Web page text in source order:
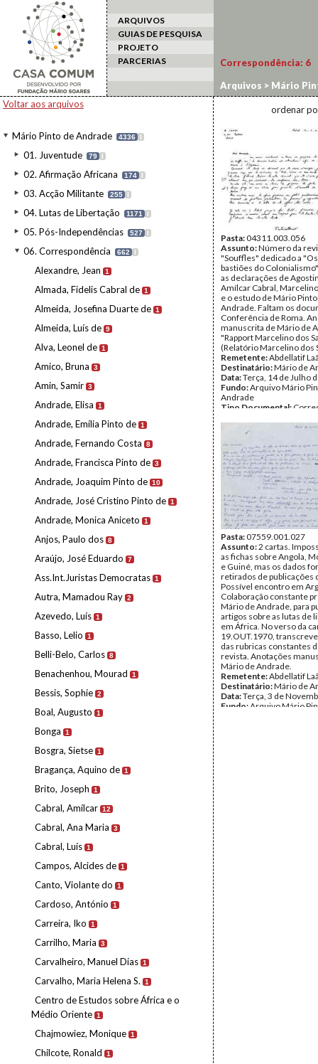
ARQUIVOS
GUIAS DE PESQUISA
PROJETO
PARCERIAS
Voltar aos arquivos
Mário Pinto de Andrade 4336 I
01. Juventude 79 I
02. Afirmação Africana 174 I
03. Acção Militante 255 I
04. Lutas de Libertação 1171 I
05. Pós-Independências 527 I
06. Correspondência 662 I
Alexandre, Jean 1
Almada, Fidelis Cabral de 1
Almeida, Josefina Duarte de 1
Almeida, Luís de 9
Alva, Leonel de 1
Amico, Bruna 3
Amin, Samir 3
Andrade, Elisa 1
Andrade, Emília Pinto de 1
Andrade, Fernando Costa 8
Andrade, Francisca Pinto de 3
Andrade, Joaquim Pinto de 10
Andrade, José Cristino Pinto de 1
Andrade, Monica Aniceto 1
Anjos, Paulo dos 8
Araújo, José Eduardo 7
Ass.Int.Juristas Democratas 1
Autra, Mamadou Ray 2
Azevedo, Luís 1
Basso, Lelio 1
Belli-Belo, Carlos 8
Benachenhou, Mourad 1
Bessis, Sophie 2
Boal, Augusto 1
Bonga 1
Bosgra, Sietse 1
Bragança, Aquino de 1
Brito, Joseph 1
Cabral, Amílcar 12
Cabral, Ana Maria 3
Cabral, Luís 1
Campos, Alcides de 1
Canto, Violante do 1
Cardoso, António 1
Carreira, Iko 1
Carrilho, Maria 3
Carvalheiro, Manuel Dias 1
Carvalho, Maria Helena S. 1
Centro de Estudos sobre África e o
Médio Oriente 1
Chajmowiez, Monique 1
Chilcote, Ronald 1
Correspondência: 6
Arquivos > Mário
ordenar
Pasta:04311.003.056
Assunto:Número da
"Souffles" dedicado a
bastiões do
as declarações de
Amílcar Cabral,
e o estudo de Mário
Andrade. Faltam os
Conferência de Roma.
manuscrita de Mário de
"Rapport Marcelino dos
(Relatório Marcelino dos
Remetente:Abdellatif
Destinatário:Mário de
Data:Terça, 14 de Julho
Fundo:Arquivo Mário
Andrade
Tipo Documental:
Pasta:07559.001.027
Assunto:2 cartas.
as fichas sobre Angola,
e Guiné, mas os dados
retirados de publicações
Possível encontro em
Colaboração constante
Mário de Andrade, para
artigos sobre as lutas de
em África. No verso da
19.OUT.1970,
das rubricas constantes
revista. Anotações
Mário de Andrade.
Remetente:Abdellatif
Destinatário:Mário de
Data:Terça, 3 de
Fundo: Arquivo Mário